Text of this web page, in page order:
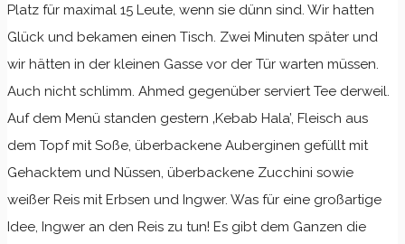
Platz für maximal 15 Leute, wenn sie dünn sind. Wir hatten
Glück und bekamen einen Tisch. Zwei Minuten später und
wir hätten in der kleinen Gasse vor der Tür warten müssen.
Auch nicht schlimm. Ahmed gegenüber serviert Tee derweil.
Auf dem Menü standen gestern ‚Kebab Hala’, Fleisch aus
dem Topf mit Soße, überbackene Auberginen gefüllt mit
Gehacktem und Nüssen, überbackene Zucchini sowie
weißer Reis mit Erbsen und Ingwer. Was für eine großartige
Idee, Ingwer an den Reis zu tun! Es gibt dem Ganzen die